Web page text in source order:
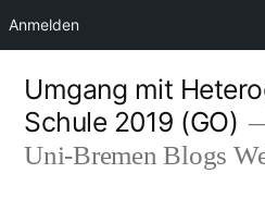
Anmelden
Inhalt
springen
Umgang mit
Schule 2019 (GO)
Uni-Bremen Blogs